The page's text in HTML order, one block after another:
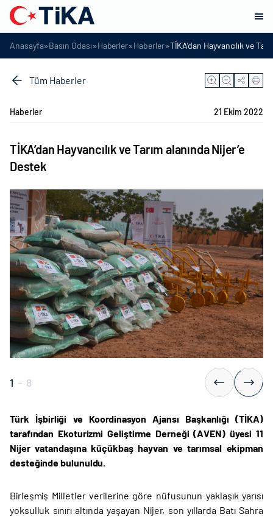
Anasayfa»Basın Odası»Haberler»Haberler»TİKA’dan Hayvancılık ve
Tüm Haberler
Haberler 21 Ekim 2022
TİKA’dan Hayvancılık ve Tarım alanında Nijer’e
Destek
1 - 8
Türk İşbirliği ve Koordinasyon Ajansı Başkanlığı (TİKA)
tarafından Ekoturizmi Geliştirme Derneği (AVEN) üyesi 11
Nijer vatandaşına küçükbaş hayvan ve tarımsal ekipman
desteğinde bulunuldu.
Birleşmiş Milletler verilerine göre nüfusunun yaklaşık yarısı
yoksulluk sınırı altında yaşayan Nijer, son yıllarda Batı Sahra